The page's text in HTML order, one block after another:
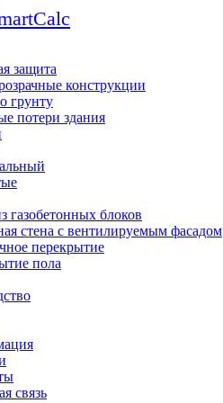
защита
конструкции
грунту
потери здания
газобетонных блоков
стена с вентилируемым фасадом
перекрытие
пола
связь